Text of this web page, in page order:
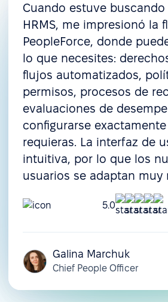
Cuando estuve
HRMS, me impresionó la
PeopleForce, donde
lo que necesites:
flujos automatizados,
permisos, procesos de
evaluaciones de
configurarse
requieras. La interfaz de
intuitiva, por lo que los
usuarios se adaptan muy
5.0
Galina Marchuk
Chief People Officer